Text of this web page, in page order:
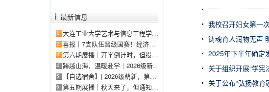
最新信息
1 大连工业大学艺术与信息工程学院2026年招生章程
2 喜报｜7支队伍晋级国赛！经济管理学院再创佳绩
3 第六期展播｜开学倒计时，但投稿不能停
4 跨越山海，温暖赴学｜2026级新疆籍录取新生火车票可以报销啦！
5 【自选宿舍】| 2026级萌新，第七次集中选寝时间及操作流程！
6 第五期展播｜秋天来了，但通知书的热度还在飙升
我校召开妇女第一
铸魂育人润物无声
2025年下半年确定
关于组织开展“学宪
关于公布“弘扬教